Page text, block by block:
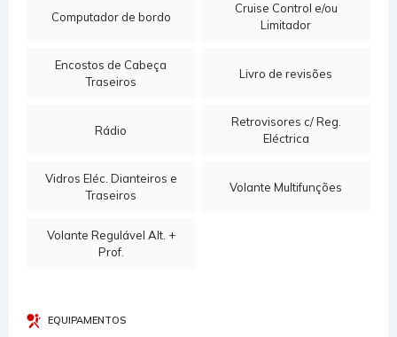
Computador de bordo
Cruise Control e/ou
Limitador
Encostos de Cabeça
Traseiros
Livro de revisões
Rádio
Retrovisores c/ Reg.
Eléctrica
Vidros Eléc. Dianteiros e
Traseiros
Volante Multifunções
Volante Regulável Alt. +
Prof.
EQUIPAMENTOS